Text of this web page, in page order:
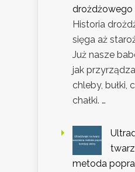
drożdżowego
Historia
sięga aż
Już nasze
jak
chleby, bułki,
chałki. …
metoda